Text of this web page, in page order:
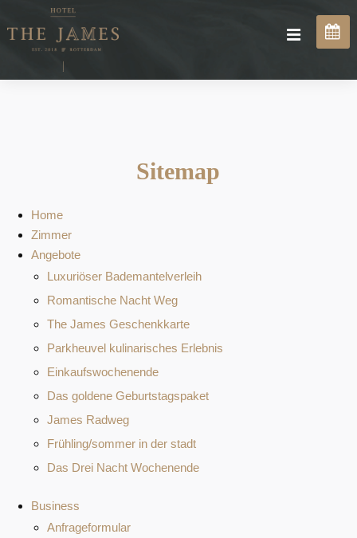
Sitemap
Home
Zimmer
Angebote
Luxuriöser Bademantelverleih
Romantische Nacht Weg
The James Geschenkkarte
Parkheuvel kulinarisches Erlebnis
Einkaufswochenende
Das goldene Geburtstagspaket
James Radweg
Frühling/sommer in der stadt
Das Drei Nacht Wochenende
Business
Anfrageformular